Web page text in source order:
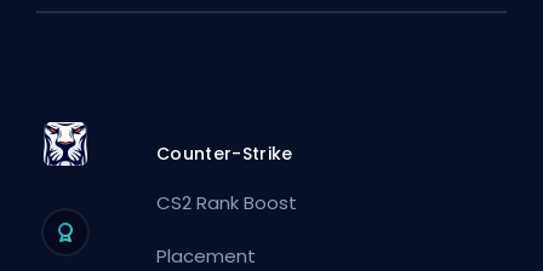
Counter-Strike
CS2 Rank Boost
Placement